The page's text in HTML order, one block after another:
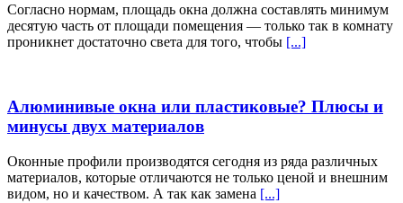
Согласно нормам, площадь окна должна составлять минимум
десятую часть от площади помещения — только так в комнату
проникнет достаточно света для того, чтобы [...]
Алюминивые окна или пластиковые? Плюсы и
минусы двух материалов
Оконные профили производятся сегодня из ряда различных
материалов, которые отличаются не только ценой и внешним
видом, но и качеством. А так как замена [...]